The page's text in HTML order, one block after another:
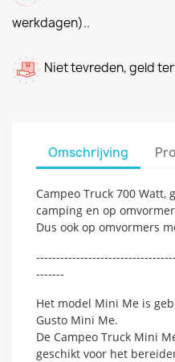
werkdagen)..
Niet tevreden, geld
Omschrijving
Campeo Truck 700 Watt,
camping en op
Dus ook op omvormers
-------
Het model Mini Me is
Gusto Mini Me.
De Campeo Truck Mini
geschikt voor het